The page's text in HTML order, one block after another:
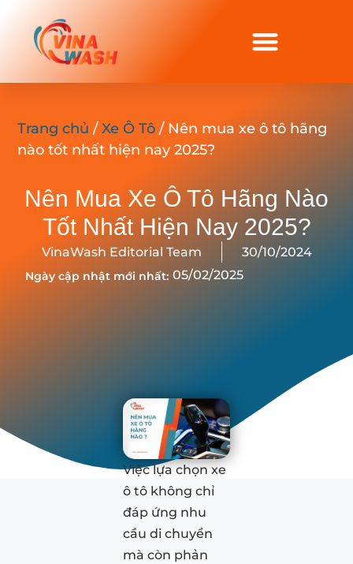
Trang chủ /Xe Ô Tô / Nên mua xe ô tô hãng
nào tốt nhất hiện nay 2025?
Nên Mua Xe Ô Tô Hãng Nào
Tốt Nhất Hiện Nay 2025?
VinaWash Editorial Team 30/10/2024
Ngày cập nhật mới nhất: 05/02/2025
Việc lựa chọn xe
ô tô không chỉ
đáp ứng nhu
cầu di chuyển
mà còn phản